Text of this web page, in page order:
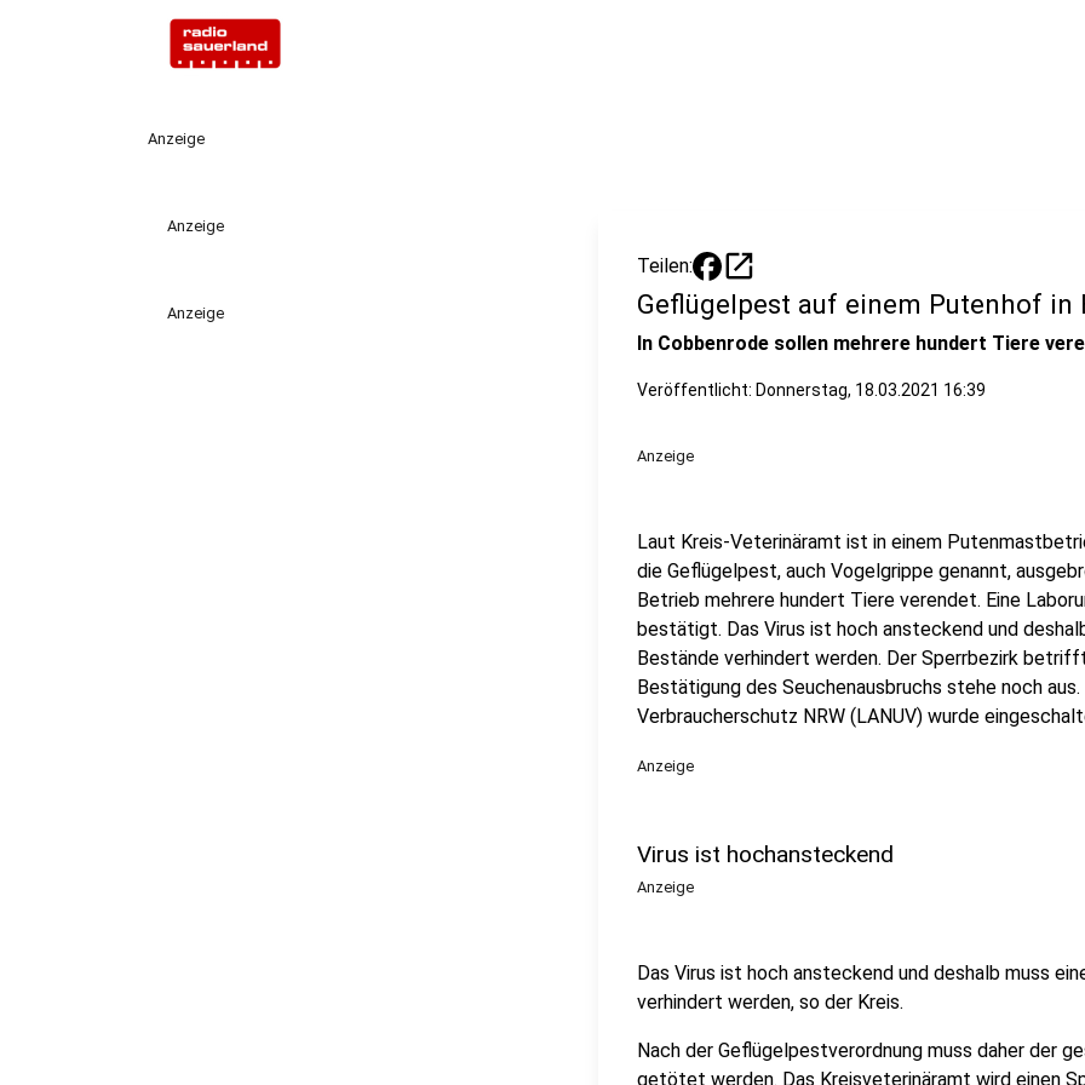
Anzeige
Anzeige
Anzeige
Teilen: open_in_new
Geflügelpest auf einem Putenhof in
In Cobbenrode sollen mehrere hundert Tiere
Veröffentlicht: Donnerstag, 18.03.2021 16:39
Anzeige
Laut Kreis-Veterinäramt ist in einem
die Geflügelpest, auch Vogelgrippe genannt,
Betrieb mehrere hundert Tiere verendet. Eine
bestätigt. Das Virus ist hoch ansteckend und
Bestände verhindert werden. Der Sperrbezirk
Bestätigung des Seuchenausbruchs stehe noch
Verbraucherschutz NRW (LANUV) wurde
Anzeige
Virus ist hochansteckend
Anzeige
Das Virus ist hoch ansteckend und deshalb muss
verhindert werden, so der Kreis.
Nach der Geflügelpestverordnung muss daher der
getötet werden. Das Kreisveterinäramt wird einen